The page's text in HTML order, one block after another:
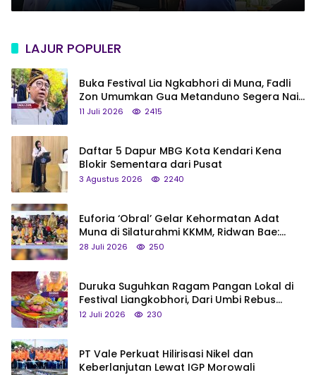
LAJUR POPULER
Buka Festival Lia Ngkabhori di Muna, Fadli
Zon Umumkan Gua Metanduno Segera Naik
Status Jadi Cagar Budaya Nasional
11 Juli 2026 2415
Daftar 5 Dapur MBG Kota Kendari Kena
Blokir Sementara dari Pusat
3 Agustus 2026 2240
Euforia ‘Obral’ Gelar Kehormatan Adat
Muna di Silaturahmi KKMM, Ridwan Bae:
Saya Bukan Tipe Begitu, Belum Pantas!
28 Juli 2026 250
Duruka Suguhkan Ragam Pangan Lokal di
Festival Liangkobhori, Dari Umbi Rebus
hingga Tumpeng Beras Muna
12 Juli 2026 230
PT Vale Perkuat Hilirisasi Nikel dan
Keberlanjutan Lewat IGP Morowali